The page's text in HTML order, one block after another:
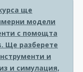
ще
модели
с помощта
Ще разберете
и
и симулация,